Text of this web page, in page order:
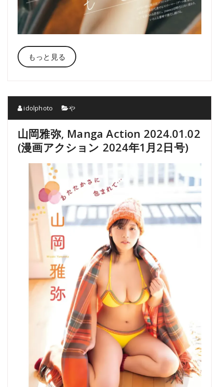
もっと見る
idolphoto や
山岡雅弥, Manga Action 2024.01.02
(漫画アクション 2024年1月2日号)